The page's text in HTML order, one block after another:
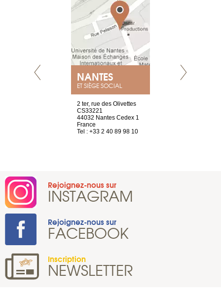
NANTES
ET SIÈGE SOCIAL
2 ter, rue des Olivettes
CS33221
44032 Nantes Cedex 1
France
Tel : +33 2 40 89 98 10
Rejoignez-nous sur
INSTAGRAM
Rejoignez-nous sur
FACEBOOK
Inscription
NEWSLETTER